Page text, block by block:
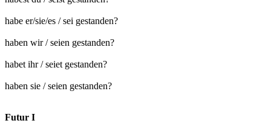
habe er/sie/es / sei gestanden?
haben wir / seien gestanden?
habet ihr / seiet gestanden?
haben sie / seien gestanden?
Futur I